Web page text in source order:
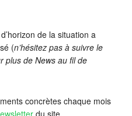
de la situation a
(n’hésitez pas à suivre le
plus de News au fil de
concrètes chaque mois
du site.